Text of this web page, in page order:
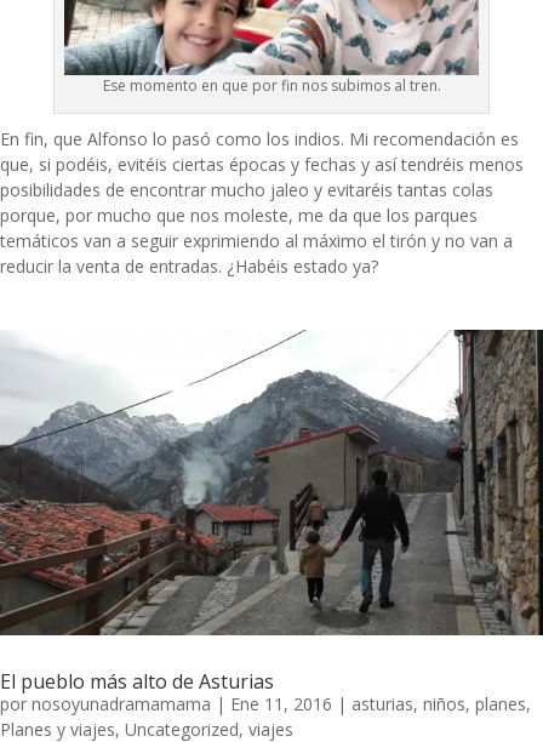
Ese momento en que por fin nos subimos al tren.
En fin, que Alfonso lo pasó como los indios. Mi recomendación es
que, si podéis, evitéis ciertas épocas y fechas y así tendréis menos
posibilidades de encontrar mucho jaleo y evitaréis tantas colas
porque, por mucho que nos moleste, me da que los parques
temáticos van a seguir exprimiendo al máximo el tirón y no van a
reducir la venta de entradas. ¿Habéis estado ya?
El pueblo más alto de Asturias
por nosoyunadramamama | Ene 11, 2016 | asturias, niños, planes,
Planes y viajes, Uncategorized, viajes